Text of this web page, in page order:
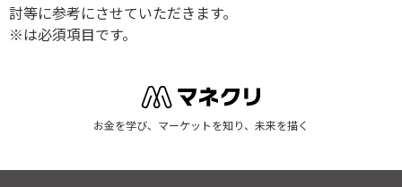
討等に参考にさせていただきます。
※は必須項目です。
お金を学び、マーケットを知り、未来を描く